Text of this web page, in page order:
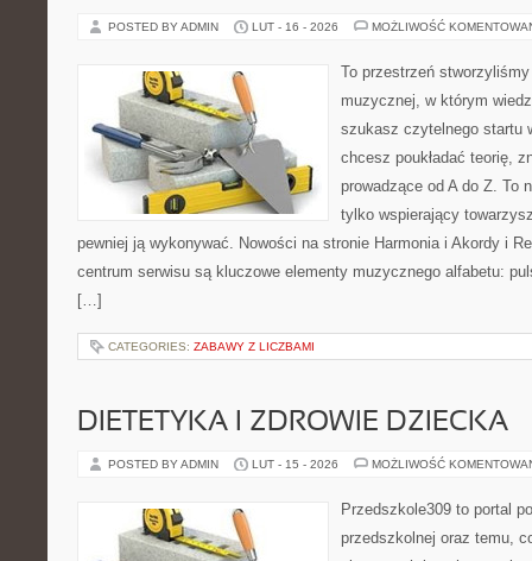
POSTED BY ADMIN LUT - 16 - 2026 MOŻLIWOŚĆ
To przestrzeń
muzycznej, w którym
szukasz czytelnego startu
chcesz poukładać teorię,
prowadzące od A do Z. To
tylko wspierający
pewniej ją wykonywać. Nowości na stronie Harmonia i Akordy i
centrum serwisu są kluczowe elementy muzycznego alfabetu:
[…]
CATEGORIES: ZABAWY Z LICZBAMI
DIETETYKA I ZDROWIE DZIECKA
POSTED BY ADMIN LUT - 15 - 2026 MOŻLIWOŚĆ
Przedszkole309 to portal
przedszkolnej oraz temu,